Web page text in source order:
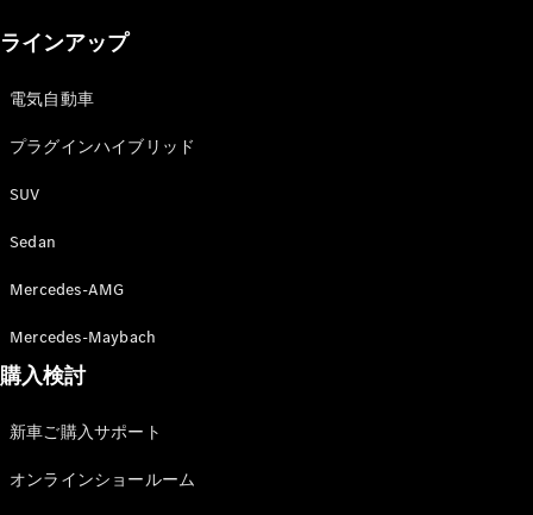
プラグインハイブリッドモデル
All Sedan
CLA
Sedan
Sedan
Sedan
ラインアップ
電気自動車
プラグインハイブリッド
SUV
Sedan
Mercedes-AMG
Mercedes-Maybach
購入検討
新車ご購入サポート
オンラインショールーム